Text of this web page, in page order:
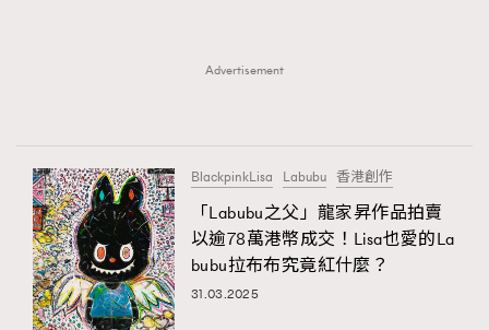
FigaroCeleb 547
FigaroCinéma 281
FigaroDigitalCover 17
FigaroExhibition 12
FigaroExpert
#FigaroExhibition Wyman 揭曉 Figaro Exhibition
第二站！
Advertisement
BlackpinkLisa Labubu 香港創作
「Labubu之父」龍家昇作品拍賣
以逾78萬港幣成交！Lisa也愛的La
bubu拉布布究竟紅什麼？
31.03.2025